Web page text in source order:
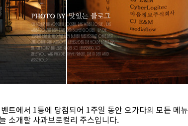
트에서 1등에 당첨되어 1주일 동안 오가다의 모든 메
소개할 사과브로컬리 주스입니다.